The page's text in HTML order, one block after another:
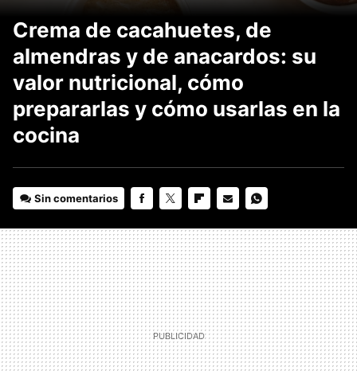
Crema de cacahuetes, de
almendras y de anacardos: su
valor nutricional, cómo
prepararlas y cómo usarlas en la
cocina
Sin comentarios
MAIL